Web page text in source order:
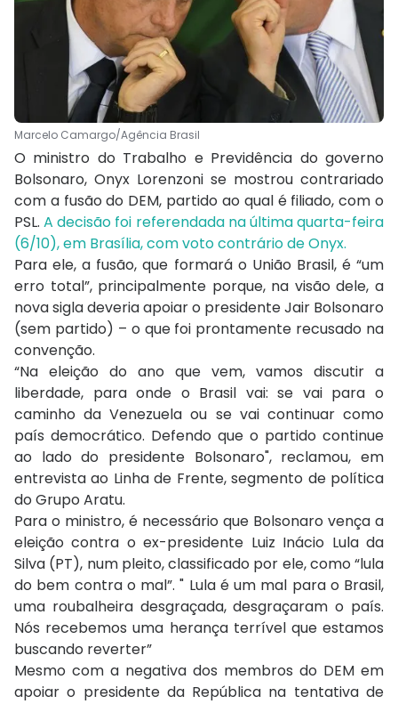
Marcelo Camargo/Agência Brasil
O ministro do Trabalho e Previdência do governo
Bolsonaro, Onyx Lorenzoni se mostrou contrariado
com a fusão do DEM, partido ao qual é filiado, com o
PSL.A decisão foi referendada na última quarta-feira
(6/10), em Brasília, com voto contrário de Onyx.
Para ele, a fusão, que formará o União Brasil, é “um
erro total”, principalmente porque, na visão dele, a
nova sigla deveria apoiar o presidente Jair Bolsonaro
(sem partido) – o que foi prontamente recusado na
convenção.
“Na eleição do ano que vem, vamos discutir a
liberdade, para onde o Brasil vai: se vai para o
caminho da Venezuela ou se vai continuar como
país democrático. Defendo que o partido continue
ao lado do presidente Bolsonaro", reclamou, em
entrevista ao Linha de Frente, segmento de política
do Grupo Aratu.
Para o ministro, é necessário que Bolsonaro vença a
eleição contra o ex-presidente Luiz Inácio Lula da
Silva (PT), num pleito, classificado por ele, como “lula
do bem contra o mal”. " Lula é um mal para o Brasil,
uma roubalheira desgraçada, desgraçaram o país.
Nós recebemos uma herança terrível que estamos
buscando reverter”
Mesmo com a negativa dos membros do DEM em
apoiar o presidente da República na tentativa de